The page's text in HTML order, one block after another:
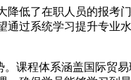
低了在职人员的报考
过系统学习提升专业
课程体系涵盖国际贸